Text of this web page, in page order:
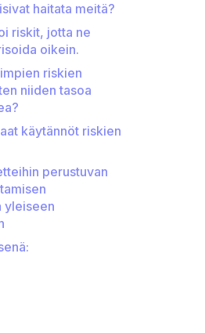
haitata meitä?
riskit, jotta ne
oikein.
riskien
niiden tasoa
käytännöt riskien
perustuvan
yleiseen